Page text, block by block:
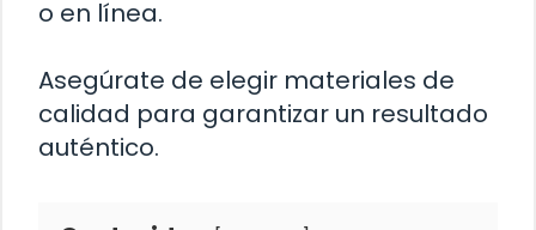
o en línea.
Asegúrate de elegir materiales de
calidad para garantizar un resultado
auténtico.